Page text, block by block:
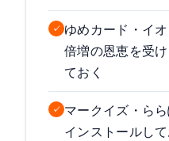
✓
ゆめカード・イ
倍増の恩恵を受
ておく
✓
マークイズ・ら
インストールし